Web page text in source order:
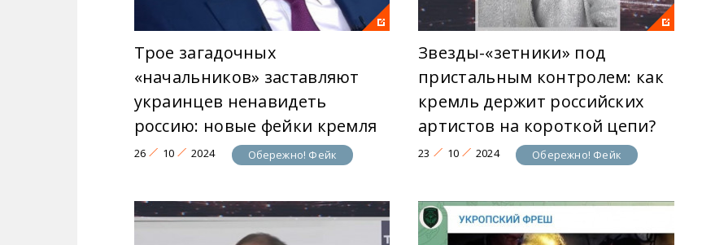
Трое загадочных
«начальников» заставляют
украинцев ненавидеть
россию: новые фейки кремля
26 10 2024 Обережно! Фейк
Звезды-«зетники» под
пристальным контролем: как
кремль держит российских
артистов на короткой цепи?
23 10 2024 Обережно! Фейк